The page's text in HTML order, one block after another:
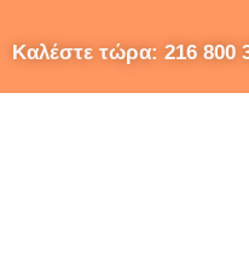
Kαλέστε τώρα: 216 800